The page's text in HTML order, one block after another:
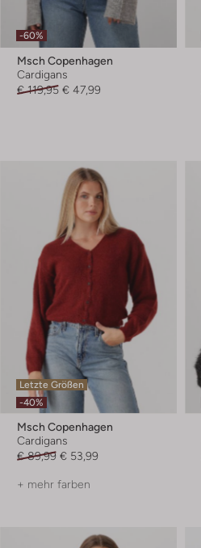
-60%
Msch Copenhagen
Cardigans
€ 119,95 € 47,99
Letzte Größen
-40%
Msch Copenhagen
Cardigans
€ 89,99 € 53,99
+ mehr farben